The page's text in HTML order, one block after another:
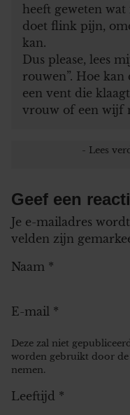
heeft geweten
doet flink pijn,
kan.
Dus please, lees
rouwen”. Hoe
een vent die
vrouw of een wijf
Geef een
Je e-mailadres
velden zijn
Naam *
E-mail *
Deze zal niet
worden gebruikt door
nemen.
Leeftijd *